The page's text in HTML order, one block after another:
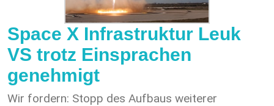
Space X Infrastruktur Leuk
VS trotz Einsprachen
genehmigt
Wir fordern: Stopp des Aufbaus weiterer